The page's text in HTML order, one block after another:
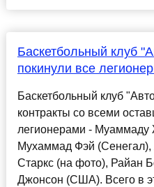
Баскетбольный клуб
покинули все
Баскетбольный клуб
контракты со всеми
легионерами - Муаммаду
Мухаммад Фэй (Сенегал),
Старкс (на фото), Райан
Джонсон (США). Всего в